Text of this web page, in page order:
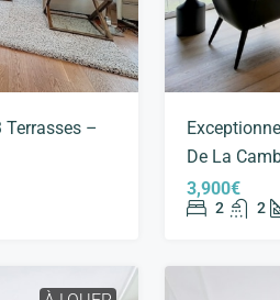
Terrasses –
De La
3,900€
2 2